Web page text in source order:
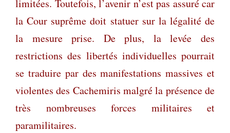
limitées. Toutefois, l’avenir n’est pas assuré car
la Cour suprême doit statuer sur la légalité de
la mesure prise. De plus, la levée des
restrictions des libertés individuelles pourrait
se traduire par des manifestations massives et
violentes des Cachemiris malgré la présence de
très nombreuses forces militaires et
paramilitaires.